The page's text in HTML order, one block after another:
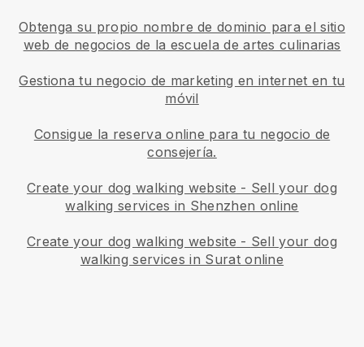
Obtenga su propio nombre de dominio para el sitio
web de negocios de la escuela de artes culinarias
Gestiona tu negocio de marketing en internet en tu
móvil
Consigue la reserva online para tu negocio de
consejería.
Create your dog walking website - Sell your dog
walking services in Shenzhen online
Create your dog walking website - Sell your dog
walking services in Surat online